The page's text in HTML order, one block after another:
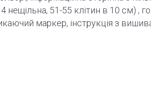
нещільна, 51-55 клітин в 10 см) ,
маркер, інструкція з